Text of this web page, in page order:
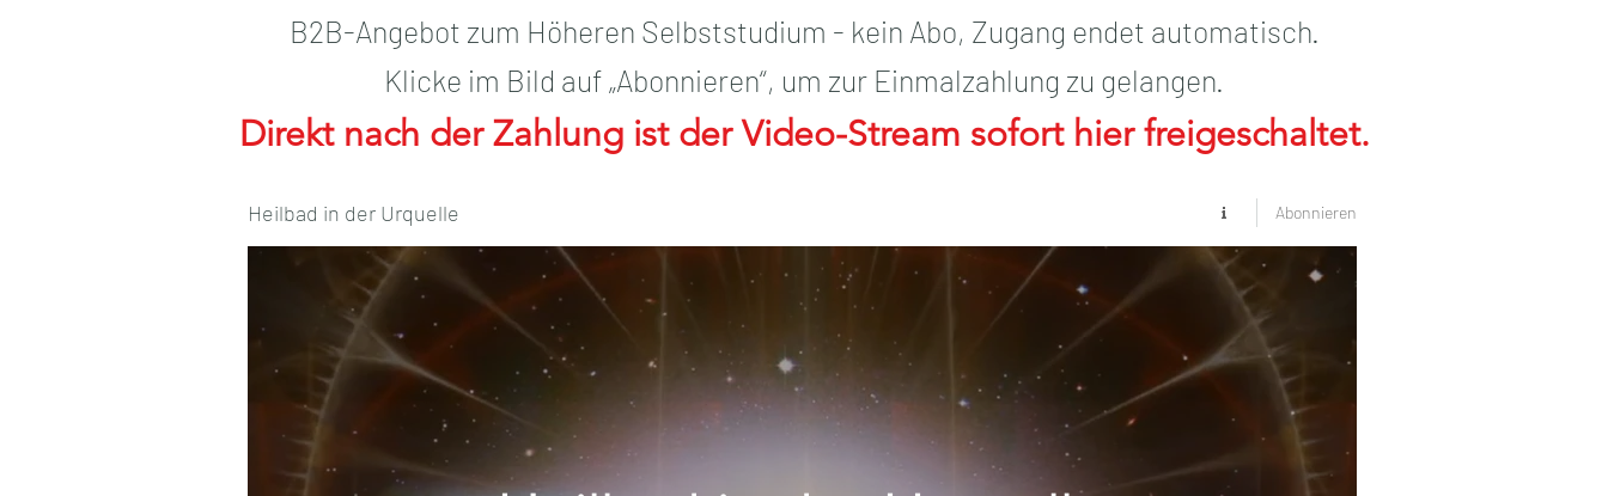
B2B-Angebot zum Höheren Selbststudium - kein Abo, Zugang endet automatisch.
Klicke im Bild auf „Abonnieren“, um zur Einmalzahlung zu gelangen.
Direkt nach der Zahlung ist der Video-Stream sofort hier freigeschaltet.
Heilbad in der Urquelle Abonnieren